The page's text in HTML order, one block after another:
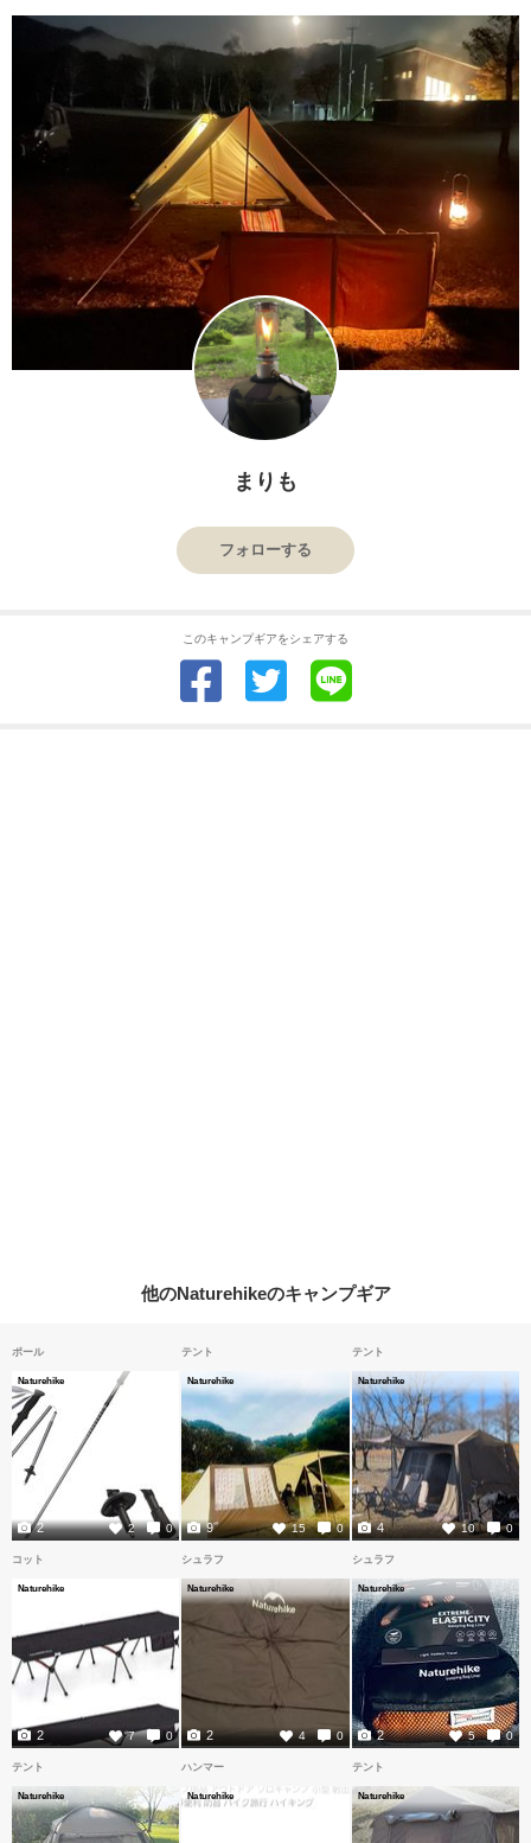
まりも
フォローする
このキャンプギアをシェアする
他のNaturehikeのキャンプギア
ポール
Naturehike
2 0
2
テント
Naturehike
15 0
9
テント
Naturehike
10 0
4
コット
Naturehike
7 0
2
シュラフ
Naturehike
4 0
2
シュラフ
Naturehike
5 0
2
テント
Naturehike
ハンマー
Naturehike
テント
Naturehike